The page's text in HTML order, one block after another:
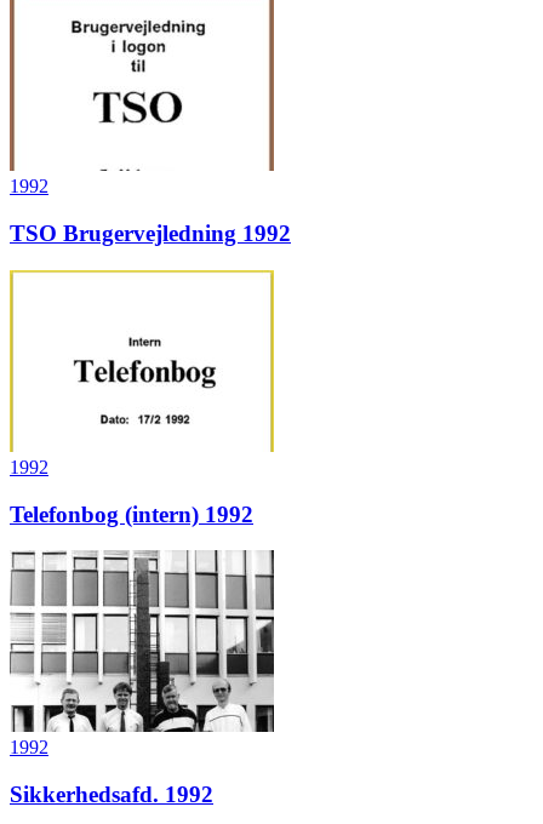
1992
TSO Brugervejledning 1992
1992
Telefonbog (intern) 1992
1992
Sikkerhedsafd. 1992